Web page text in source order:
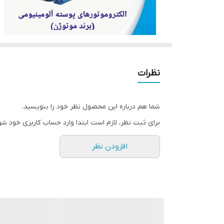
نظرات
شما هم درباره این محصول نظر خود را بنویسید.
برای ثبت نظر، لازم است ابتدا وارد حساب کاربری خود
افزودن نظر